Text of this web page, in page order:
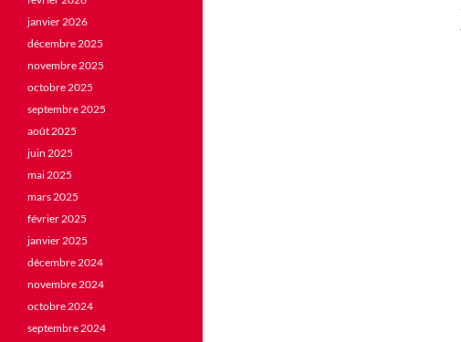
janvier 2026
décembre 2025
novembre 2025
octobre 2025
septembre 2025
août 2025
juin 2025
mai 2025
mars 2025
février 2025
janvier 2025
décembre 2024
novembre 2024
octobre 2024
septembre 2024